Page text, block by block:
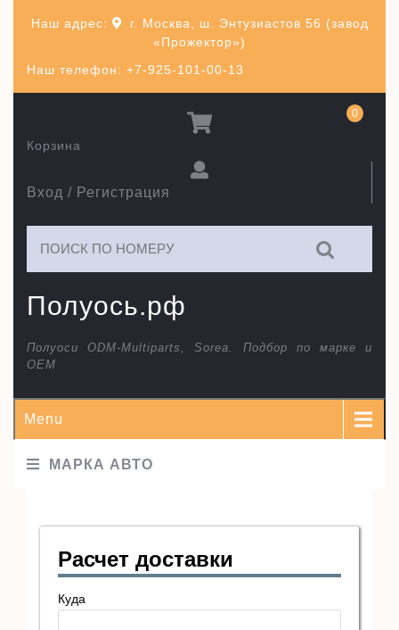
Наш телефон: +7-925-101-00-13
Наш адрес:
г. Москва, ш. Энтузиастов 56 (завод
«Прожектор»)
Полуось.рф
Полуоси ODM-Multiparts, Sorea. Подбор по марке и
ОЕМ
Вход / Регистрация
Корзина
0
Menu
МАРКА АВТО
Расчет доставки
Куда